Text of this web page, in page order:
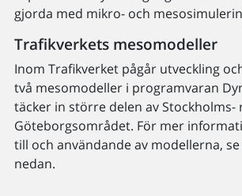
gjorda med mikro- och
Trafikverkets mesomodeller
Inom Trafikverket pågår utveckling
två mesomodeller i programvaran
täcker in större delen av Stockholms-
Göteborgsområdet. För mer
till och användande av modellerna,
nedan.